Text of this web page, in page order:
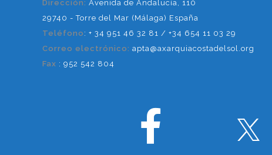
Dirección: Avenida de Andalucía, 110
29740 - Torre del Mar (Málaga) España
Teléfono : + 34 951 46 32 81 / +34 654 11 03 29
Correo electrónico: apta@axarquiacostadelsol.org
Fax : 952 542 804